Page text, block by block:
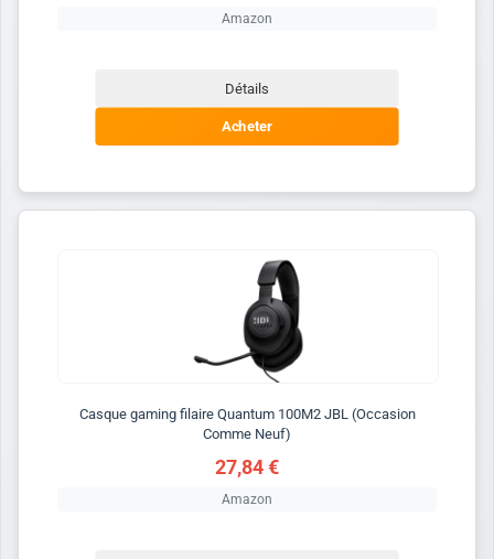
Amazon
Détails
Acheter
Casque gaming filaire Quantum 100M2 JBL (Occasion
Comme Neuf)
27,84 €
Amazon